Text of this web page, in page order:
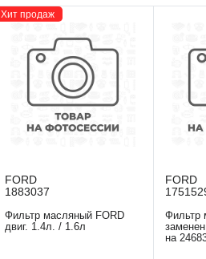
Хит продаж
FORD
1883037
Фильтр масляный FORD
двиг. 1.4л. / 1.6л
FORD
Фильтр
на